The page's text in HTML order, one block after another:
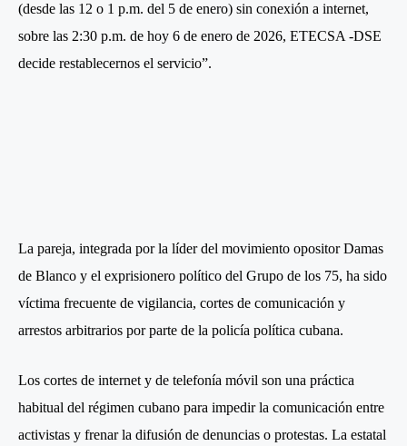
(desde las 12 o 1 p.m. del 5 de enero) sin conexión a internet,
sobre las 2:30 p.m. de hoy 6 de enero de 2026, ETECSA -DSE
decide restablecernos el servicio”.
La pareja, integrada por la líder del movimiento opositor Damas
de Blanco y el exprisionero político del Grupo de los 75, ha sido
víctima frecuente de vigilancia, cortes de comunicación y
arrestos arbitrarios por parte de la policía política cubana.
Los cortes de internet y de telefonía móvil son una práctica
habitual del régimen cubano para impedir la comunicación entre
activistas y frenar la difusión de denuncias o protestas. La estatal